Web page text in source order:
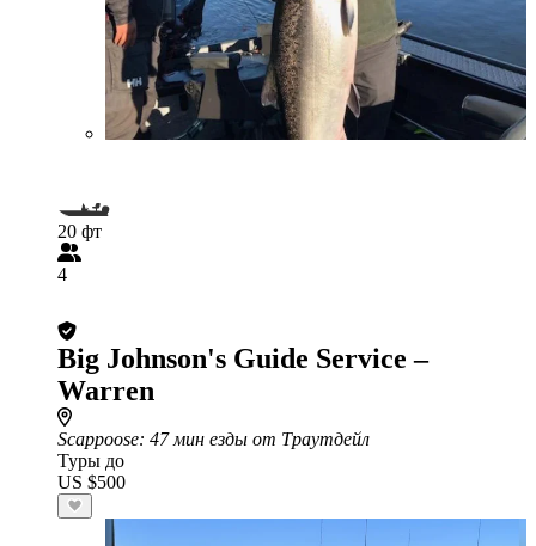
20 фт
4
Big Johnson's Guide Service –
Warren
Scappoose: 47 мин езды от Траутдейл
Туры до
US $500